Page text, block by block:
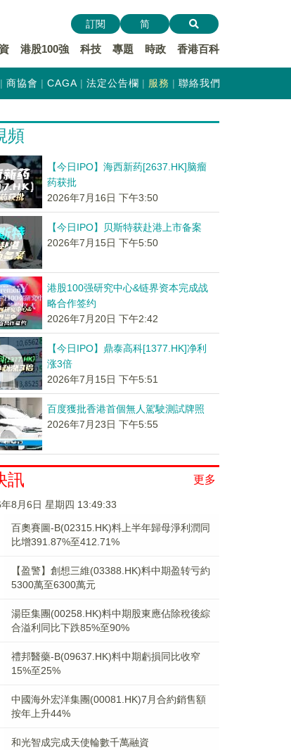
港股100強 科技 專題 時政 香港百科
訂閱 简
商協會 CAGA 法定公告欄 服務 聯絡我們
頻
【今日IPO】海西新药[2637.HK]脑瘤
药获批
2026年7月16日 下午3:50
【今日IPO】贝斯特获赴港上市备案
2026年7月15日 下午5:50
港股100强研究中心&链界资本完成战
略合作签约
2026年7月20日 下午2:42
【今日IPO】鼎泰高科[1377.HK]净利
涨3倍
2026年7月15日 下午5:51
百度獲批香港首個無人駕駛測試牌照
2026年7月23日 下午5:55
更多
訊
8月6日 星期四 13:49:34
百奧賽圖-B(02315.HK)料上半年歸母淨利潤同
比增391.87%至412.71%
【盈警】創想三維(03388.HK)料中期盈转亏約
5300萬至6300萬元
湯臣集團(00258.HK)料中期股東應佔除稅後綜
合溢利同比下跌85%至90%
禮邦醫藥-B(09637.HK)料中期虧損同比收窄
15%至25%
中國海外宏洋集團(00081.HK)7月合約銷售額
按年上升44%
和光智成完成天使輪數千萬融資